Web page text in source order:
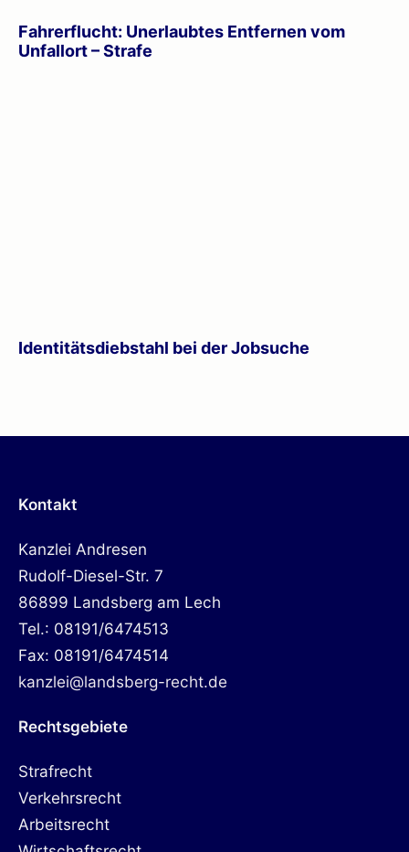
Fahrerflucht: Unerlaubtes Entfernen vom
Unfallort – Strafe
Identitätsdiebstahl bei der Jobsuche
Kontakt
Kanzlei Andresen
Rudolf-Diesel-Str. 7
86899 Landsberg am Lech
Tel.: 08191/6474513
Fax: 08191/6474514
kanzlei@landsberg-recht.de
Rechtsgebiete
Strafrecht
Verkehrsrecht
Arbeitsrecht